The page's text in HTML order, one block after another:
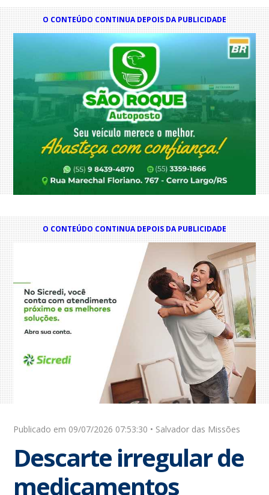
O CONTEÚDO CONTINUA DEPOIS DA PUBLICIDADE
O CONTEÚDO CONTINUA DEPOIS DA PUBLICIDADE
Publicado em 09/07/2026 07:53:30 • Salvador das Missões
Descarte irregular de
medicamentos